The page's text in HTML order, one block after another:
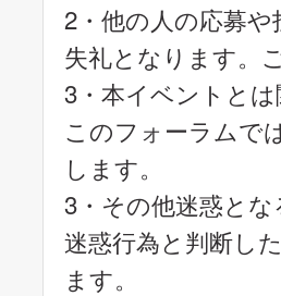
2・他の人の応募
失礼となります。
3・本イベントと
このフォーラムで
します。
3・その他迷惑とな
迷惑行為と判断し
ます。